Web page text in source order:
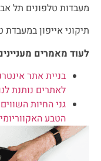
מעבדות טלפונים תל
תיקוני אייפון
לעוד מאמרים
בניית אתר
לאתרים נותנת
גני החיות
הטבע